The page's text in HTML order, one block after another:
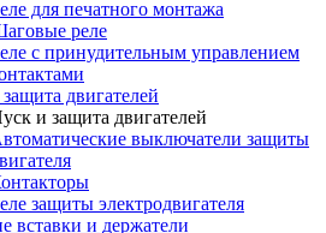
для печатного монтажа
реле
с принудительным управлением
двигателей
и защита двигателей
выключатели защиты
защиты электродвигателя
вставки и держатели